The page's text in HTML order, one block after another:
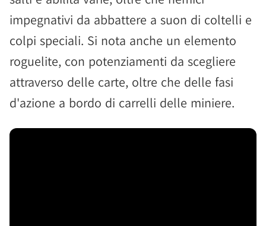
impegnativi da abbattere a suon di coltelli e
colpi speciali. Si nota anche un elemento
roguelite, con potenziamenti da scegliere
attraverso delle carte, oltre che delle fasi
d'azione a bordo di carrelli delle miniere.